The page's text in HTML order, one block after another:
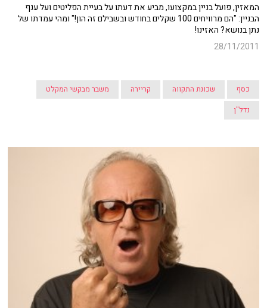
המאזין, פועל בניין במקצועו, מביע את דעתו על בעיית הפליטים ועל ענף
הבניין: "הם מרוויחים 100 שקלים בחודש ובשבילם זה הון!" ומהי עמדתו של
נתן בנושא? האזינו!
28/11/2011
כסף שכונת התקווה קריירה
משבר מבקשי המקלט
נדל"ן